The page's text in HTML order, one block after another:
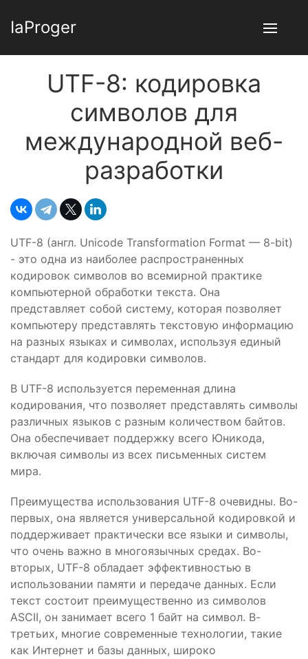
IaProger
UTF-8: кодировка
символов для
международной веб-
разработки
UTF-8 (англ. Unicode Transformation Format — 8-bit)
- это одна из наиболее распространенных
кодировок символов во всемирной практике
компьютерной обработки текста. Она
представляет собой систему, которая позволяет
компьютеру представлять текстовую информацию
на разных языках и символах, используя единый
стандарт для кодировки символов.
В UTF-8 используется переменная длина
кодирования, что позволяет представлять символы
различных языков с разным количеством байтов.
Она обеспечивает поддержку всего Юникода,
включая символы из всех письменных систем
мира.
Преимущества использования UTF-8 очевидны. Во-
первых, она является универсальной кодировкой и
поддерживает практически все языки и символы,
что очень важно в многоязычных средах. Во-
вторых, UTF-8 обладает эффективностью в
использовании памяти и передаче данных. Если
текст состоит преимущественно из символов
ASCII, он занимает всего 1 байт на символ. В-
третьих, многие современные технологии, такие
как Интернет и базы данных, широко